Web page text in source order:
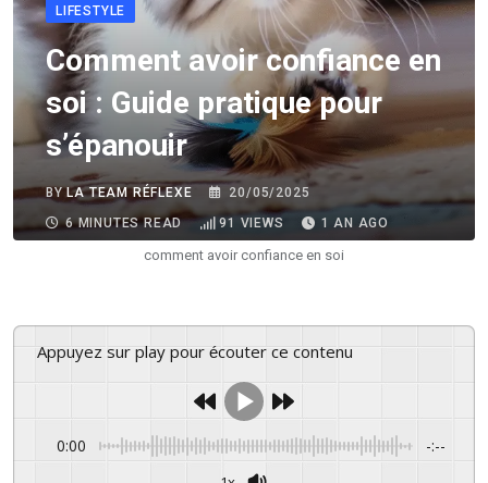
LIFESTYLE
Comment avoir confiance en
soi : Guide pratique pour
s’épanouir
BYLA TEAM RÉFLEXE
20/05/2025
6 MINUTES READ
91 VIEWS 1 AN AGO
comment avoir confiance en soi
Appuyez sur play pour écouter ce contenu
0:00 -:--